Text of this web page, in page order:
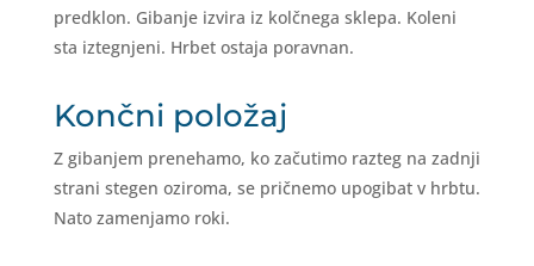
predklon. Gibanje izvira iz kolčnega sklepa. Koleni
sta iztegnjeni. Hrbet ostaja poravnan.
Končni položaj
Z gibanjem prenehamo, ko začutimo razteg na zadnji
strani stegen oziroma, se pričnemo upogibat v hrbtu.
Nato zamenjamo roki.